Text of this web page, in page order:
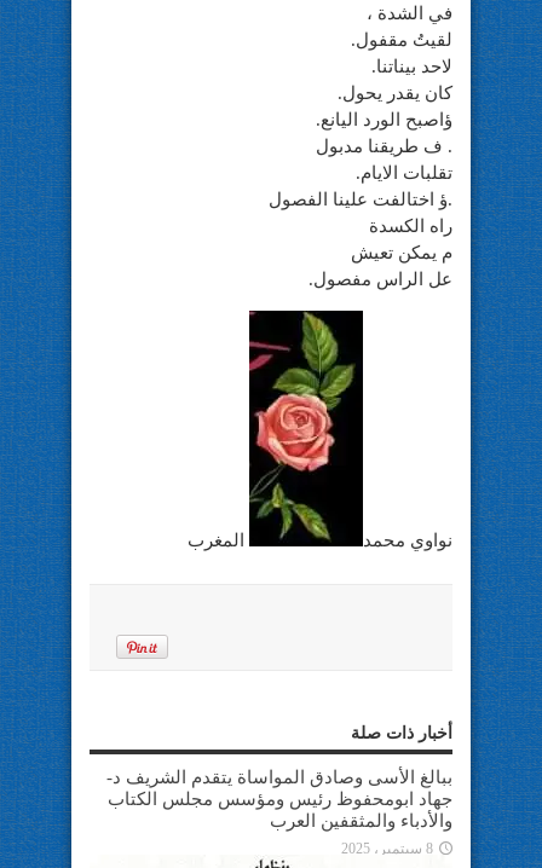
في الشدة ،
لقيتُ مقفول.
لاحد بيناتنا.
كان يقدر يحول.
ؤاصبح الورد اليانع.
. ف طريقنا مدبول
تقلبات الايام.
.ؤ اختالفت علينا الفصول
راه الكسدة
م يمكن تعيش
عل الراس مفصول.
نواوي محمد المغرب
أخبار ذات صلة
ببالغ الأسى وصادق المواساة يتقدم الشريف د-
جهاد ابومحفوظ رئيس ومؤسس مجلس الكتاب
والأدباء والمثقفين العرب
8 سبتمبر، 2025